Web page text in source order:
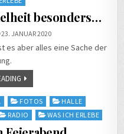
besonders…
23. JANUAR 2020
es aber alles eine Sache der
FOTOS
HALLE
RADIO WAS ICH ERLEBE